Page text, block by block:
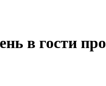
в гости